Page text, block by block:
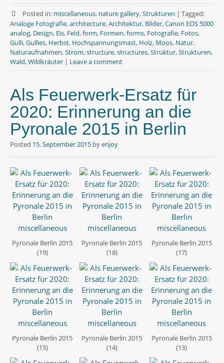
c
e
b
o
o
k
i
t
t
e
r
a
t
s
A
p
p
Posted in: miscellaneous, nature gallery,Strukturen | Tagged:
Analoge Fotografie,architecture,Architektur, Bilder,Canon EOS 5000
analog, Design, Eis, Feld,form, Formen,forms, Fotografie, Fotos,
Gulli,Gullies, Herbst, Hochspannungsmast, Holz, Moos, Natur,
Naturaufnahmen,Strom,structure,structures,Struktur,Strukturen,
Wald,Wildkräuter | Leave a comment
Als Feuerwerk-Ersatz für
2020: Erinnerung an die
Pyronale 2015 in Berlin
Posted 15. September 2015 byenjoy
Pyronale Berlin 2015
(19)
Pyronale Berlin 2015
(18)
Pyronale Berlin 2015
(17)
Pyronale Berlin 2015
(15)
Pyronale Berlin 2015
(14)
Pyronale Berlin 2015
(13)